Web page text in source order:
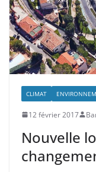
CLIMAT
12 février 2017
Nouvelle